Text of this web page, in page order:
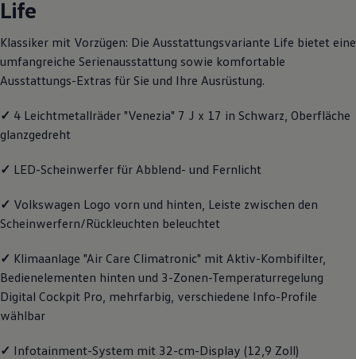
Handy und Fahrzeug verbinden
Updates für Software, Karten und Radio
Über Ihr Auto
Vorgängermodelle
Volkswagen Kundenbetreuung
Digitale Betriebsanleitung
Live Beratung
Lifestyle
Transport
Familie
Volkswagen R
Pannen- und Unfallhilfe
Volkswagen Kundenbetreuung
Life
Klassiker mit Vorzügen: Die Ausstattungsvariante Life bietet eine
umfangreiche Serienausstattung sowie komfortable
Ausstattungs-Extras für Sie und Ihre Ausrüstung.
✓ 4 Leichtmetallräder "Venezia" 7 J x 17 in Schwarz, Oberfläche
glanzgedreht
✓ LED-Scheinwerfer für Abblend- und Fernlicht
✓ Volkswagen Logo vorn und hinten, Leiste zwischen den
Scheinwerfern/Rückleuchten beleuchtet
✓ Klimaanlage "Air Care Climatronic" mit Aktiv-Kombifilter,
Bedienelementen hinten und 3-Zonen-Temperaturregelung
Digital Cockpit Pro, mehrfarbig, verschiedene Info-Profile
wählbar
✓ Infotainment-System mit 32-cm-Display (12,9 Zoll)